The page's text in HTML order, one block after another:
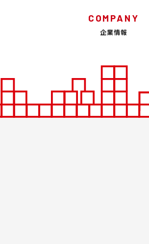
COMPANY
企業情報